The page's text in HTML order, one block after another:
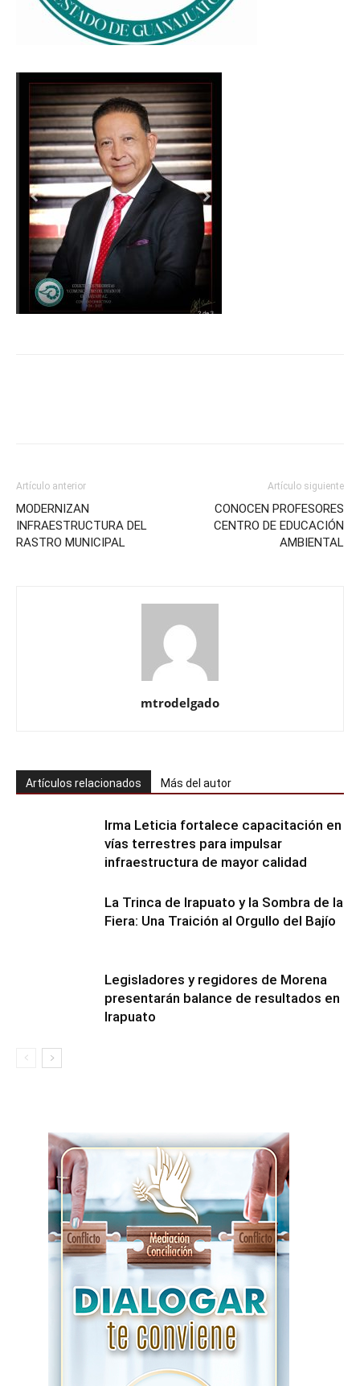
Artículo anterior
MODERNIZAN
INFRAESTRUCTURA DEL
RASTRO MUNICIPAL
Artículo siguiente
CONOCEN PROFESORES
CENTRO DE EDUCACIÓN
AMBIENTAL
mtrodelgado
Artículos relacionados Más del autor
Irma Leticia fortalece capacitación en
vías terrestres para impulsar
infraestructura de mayor calidad
​La Trinca de Irapuato y la Sombra de la
Fiera: Una Traición al Orgullo del Bajío
Legisladores y regidores de Morena
presentarán balance de resultados en
Irapuato